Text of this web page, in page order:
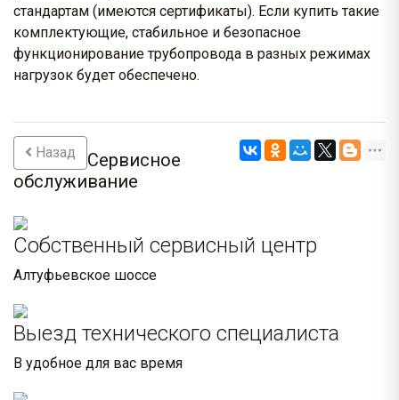
стандартам (имеются сертификаты). Если купить такие
комплектующие, стабильное и безопасное
функционирование трубопровода в разных режимах
нагрузок будет обеспечено.
Назад
Сервисное
обслуживание
Собственный сервисный центр
Алтуфьевское шоссе
Выезд технического специалиста
В удобное для вас время